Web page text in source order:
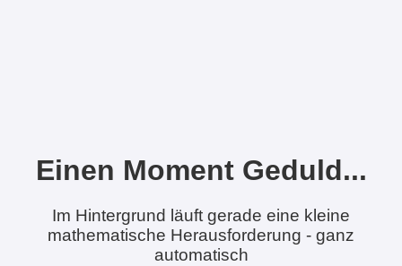
Einen Moment Geduld...
Im Hintergrund läuft gerade eine kleine
mathematische Herausforderung - ganz
automatisch